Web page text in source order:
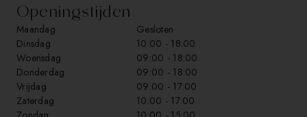
Openingstijden
Maandag
Gesloten
Dinsdag
10:00 - 18:00
Woensdag
09:00 - 18:00
Donderdag
09:00 - 18:00
Vrijdag
09:00 - 17:00
Zaterdag
10:00 - 17:00